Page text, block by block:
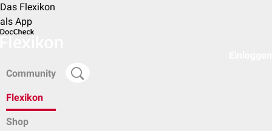
Das Flexikon
als App
Community
Flexikon
Shop